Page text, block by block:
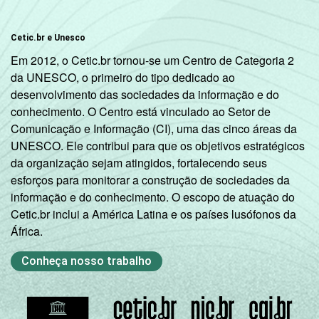
ou mais
Renda
Familiar
Até 1 SM 44 56
Mais de 1
SM até 2 SM
55 45 0
Mais de 2
SM até 3 SM
67 33 0
Mais de 3
SM até 5 SM
Mais de 5
SM até 10
85 15 0
Cetic.br e Unesco
Em 2012, o Cetic.br tornou-se um Centro de Categoria 2
da UNESCO, o primeiro do tipo dedicado ao
desenvolvimento das sociedades da informação e do
conhecimento. O Centro está vinculado ao Setor de
Comunicação e Informação (CI), uma das cinco áreas da
UNESCO. Ele contribui para que os objetivos estratégicos
da organização sejam atingidos, fortalecendo seus
esforços para monitorar a construção de sociedades da
informação e do conhecimento. O escopo de atuação do
Cetic.br inclui a América Latina e os países lusófonos da
África.
Conheça nosso trabalho